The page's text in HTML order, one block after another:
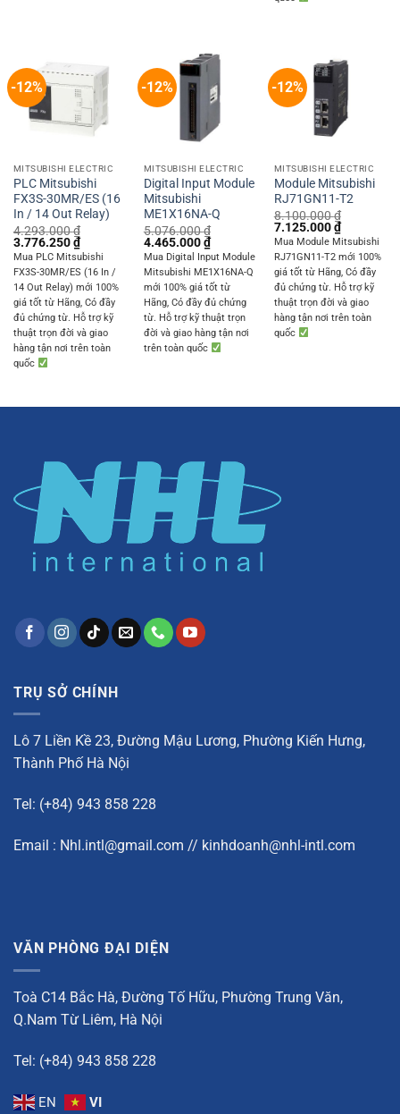
-12%
MITSUBISHI ELECTRIC
PLC Mitsubishi
FX3S-30MR/ES (16
In / 14 Out Relay)
4.293.000₫
Original
price
was:
4.293.000 ₫.
3.776.250₫Current
price
is:
3.776.250 ₫.
Mua PLC Mitsubishi
FX3S-30MR/ES (16 In /
14 Out Relay) mới 100%
giá tốt từ Hãng, Có đầy
đủ chứng từ. Hỗ trợ kỹ
thuật trọn đời và giao
hàng tận nơi trên toàn
quốc
-12%
MITSUBISHI ELECTRIC
Digital Input Module
Mitsubishi
ME1X16NA-Q
5.076.000₫
Original
price
was:
5.076.000 ₫.
4.465.000₫Current
price
is:
4.465.000 ₫.
Mua Digital Input Module
Mitsubishi ME1X16NA-Q
mới 100% giá tốt từ
Hãng, Có đầy đủ chứng
từ. Hỗ trợ kỹ thuật trọn
đời và giao hàng tận nơi
trên toàn quốc
-12%
MITSUBISHI ELECTRIC
Module Mitsubishi
RJ71GN11-T2
8.100.000₫
Original
price
was:
8.100.000 ₫.
7.125.000₫Current
price
is:
7.125.000
Mua Module Mitsubishi
RJ71GN11-T2 mới 100%
giá tốt từ Hãng, Có đầy
đủ chứng từ. Hỗ trợ kỹ
thuật trọn đời và giao
hàng tận nơi trên toàn
quốc
TRỤ SỞ CHÍNH
Lô 7 Liền Kề 23, Đường Mậu Lương, Phường Kiến Hưng,
Thành Phố Hà Nội
Tel: (+84) 943 858 228
Email : Nhl.intl@gmail.com // kinhdoanh@nhl-intl.com
VĂN PHÒNG ĐẠI DIỆN
Toà C14 Bắc Hà, Đường Tố Hữu, Phường Trung Văn,
Q.Nam Từ Liêm, Hà Nội
Tel: (+84) 943 858 228
EN VI